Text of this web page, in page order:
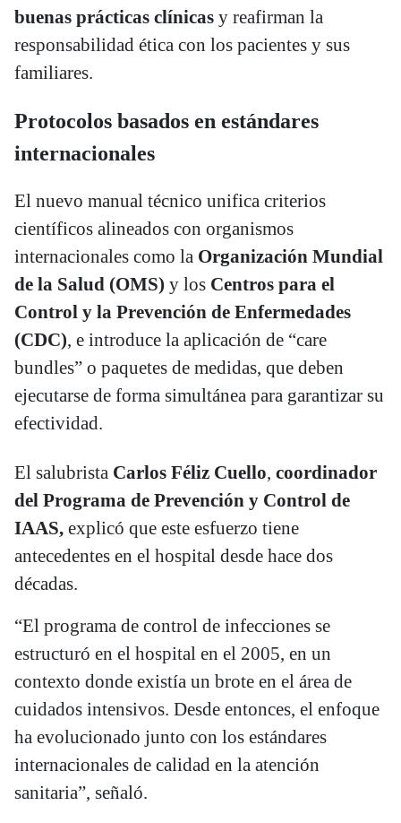
buenas prácticas clínicas y reafirman la
responsabilidad ética con los pacientes y sus
familiares.
Protocolos basados en estándares
internacionales
El nuevo manual técnico unifica criterios
científicos alineados con organismos
internacionales como la Organización Mundial
de la Salud (OMS) y los Centros para el
Control y la Prevención de Enfermedades
(CDC), e introduce la aplicación de “care
bundles” o paquetes de medidas, que deben
ejecutarse de forma simultánea para garantizar su
efectividad.
El salubrista Carlos Féliz Cuello, coordinador
del Programa de Prevención y Control de
IAAS, explicó que este esfuerzo tiene
antecedentes en el hospital desde hace dos
décadas.
“El programa de control de infecciones se
estructuró en el hospital en el 2005, en un
contexto donde existía un brote en el área de
cuidados intensivos. Desde entonces, el enfoque
ha evolucionado junto con los estándares
internacionales de calidad en la atención
sanitaria”, señaló.